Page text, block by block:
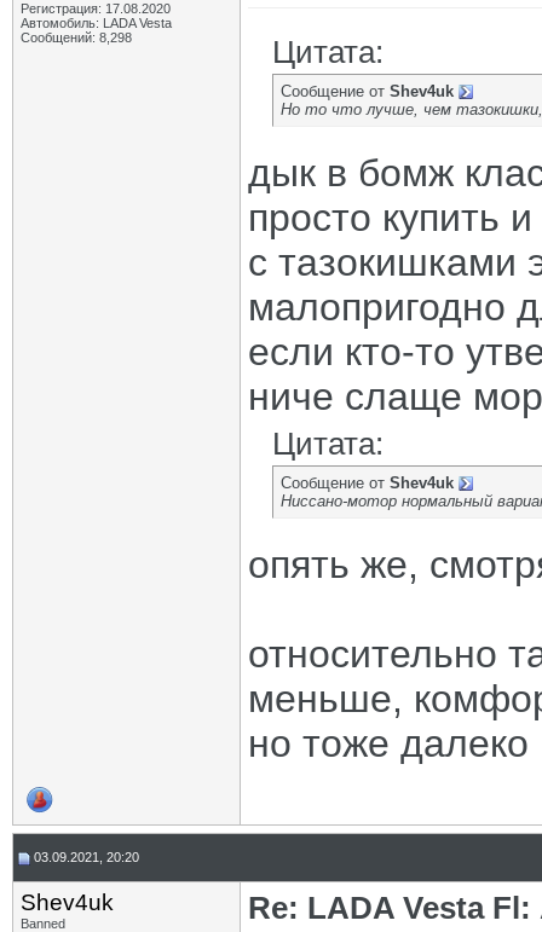
Регистрация: 17.08.2020
Автомобиль: LADA Vesta
Сообщений: 8,298
Цитата:
Сообщение от Shev4uk
Но то что лучше, чем
дык в бомж
просто купить
с тазокишками
малопригодно
если кто-то
ниче слаще
Цитата:
Сообщение от Shev4uk
Ниссано-мотор нормальный
опять же,
относительно
меньше,
но тоже
03.09.2021, 20:20
Shev4uk
Banned
Re: LADA Vesta